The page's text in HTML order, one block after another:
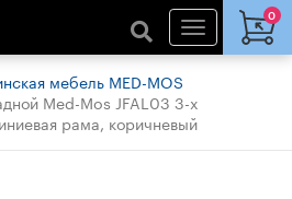
0
мебель MED-MOS
Med-Mos JFAL03 3-х
рама, коричневый